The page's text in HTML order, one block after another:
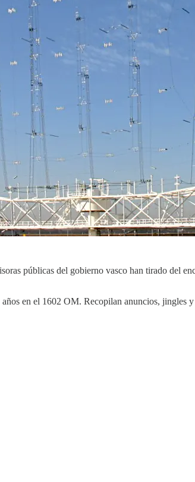
públicas del gobierno vasco han tirado del
años en el 1602 OM. Recopilan anuncios, jingles